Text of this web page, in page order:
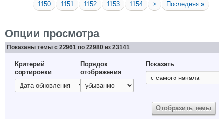
1150
1151 1152 1153 1154 > Последняя »
Опции просмотра
Показаны темы с 22961 по 22980 из 23141
Критерий
сортировки
Порядок
отображения
Показать